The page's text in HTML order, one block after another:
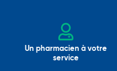
Un pharmacien à votre
service